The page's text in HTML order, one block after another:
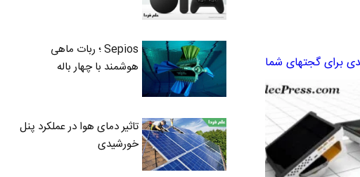
برای گجتهای شما
Sepios ؛ ربات ماهی
هوشمند با چهار باله
تاثیر دمای هوا در عملکرد پنل
خورشیدی